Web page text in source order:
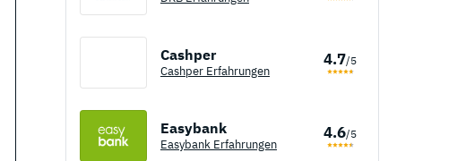
Cashper
Cashper Erfahrungen
4.7/5
Easybank
Easybank Erfahrungen
4.6/5